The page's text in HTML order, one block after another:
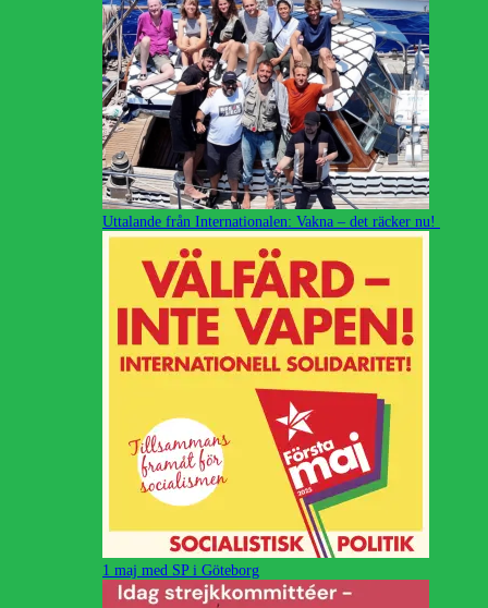
Uttalande från Internationalen: Vakna – det räcker nu!
1 maj med SP i Göteborg